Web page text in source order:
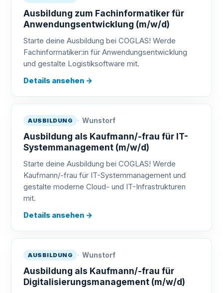
Ausbildung zum Fachinformatiker für
Anwendungsentwicklung (m/w/d)
Starte deine Ausbildung bei COGLAS! Werde
Fachinformatiker:in für Anwendungsentwicklung
und gestalte Logistiksoftware mit.
Details ansehen →
AUSBILDUNG Wunstorf
Ausbildung als Kaufmann/-frau für IT-
Systemmanagement (m/w/d)
Starte deine Ausbildung bei COGLAS! Werde
Kaufmann/-frau für IT-Systemmanagement und
gestalte moderne Cloud- und IT-Infrastrukturen
mit.
Details ansehen →
AUSBILDUNG Wunstorf
Ausbildung als Kaufmann/-frau für
Digitalisierungsmanagement (m/w/d)